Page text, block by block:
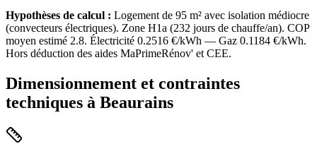
Hypothèses de calcul : Logement de 95 m² avec isolation médiocre
(convecteurs électriques). Zone H1a (232 jours de chauffe/an). COP
moyen estimé 2.8. Électricité 0.2516 €/kWh — Gaz 0.1184 €/kWh.
Hors déduction des aides MaPrimeRénov' et CEE.
Dimensionnement et contraintes
techniques à Beaurains